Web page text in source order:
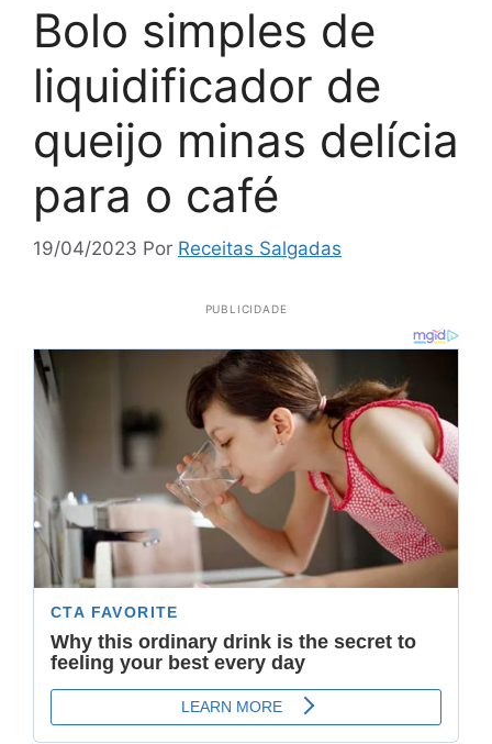
Bolo simples de
liquidificador de
queijo minas delícia
para o café
19/04/2023 Por Receitas Salgadas
PUBLICIDADE